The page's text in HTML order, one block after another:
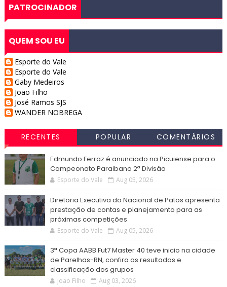
PATROCINADOR
QUEM SOU EU
Esporte do Vale
Esporte do Vale
Gaby Medeiros
Joao Filho
José Ramos SJS
WANDER NOBREGA
RECENTES POPULAR COMENTÁRIOS
Edmundo Ferraz é anunciado na Picuiense para o
Campeonato Paraibano 2ª Divisão
Esporte do Vale Aug 05, 2026
Diretoria Executiva do Nacional de Patos apresenta
prestação de contas e planejamento para as
próximas competições
Esporte do Vale Aug 05, 2026
3ª Copa AABB Fut7 Master 40 teve inicio na cidade
de Parelhas-RN, confira os resultados e
classificação dos grupos
Joao Filho Aug 03, 2026